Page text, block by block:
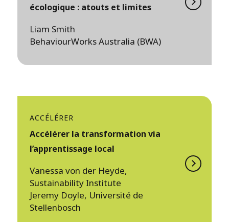
écologique : atouts et limites
Liam Smith
BehaviourWorks Australia (BWA)
ACCÉLÉRER
Accélérer la transformation via
l’apprentissage local
Vanessa von der Heyde,
Sustainability Institute
Jeremy Doyle, Université de
Stellenbosch